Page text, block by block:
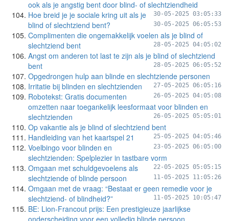
ook als je angstig bent door blind- of slechtziendheid
30-05-2025 03:05:33
Hoe breid je je sociale kring uit als je
blind of slechtziend bent?
30-05-2025 06:05:53
Complimenten die ongemakkelijk voelen als je blind of
slechtziend bent
28-05-2025 04:05:02
Angst om anderen tot last te zijn als je blind of slechtziend
bent
28-05-2025 06:05:52
Opgedrongen hulp aan blinde en slechtziende personen
27-05-2025 06:05:16
Irritatie bij blinden en slechtzienden
26-05-2025 04:05:08
Robotekst: Gratis documenten
omzetten naar toegankelijk leesformaat voor blinden en
slechtzienden
26-05-2025 05:05:01
Op vakantie als je blind of slechtziend bent
25-05-2025 04:05:46
Handleiding van het kaartspel 21
23-05-2025 06:05:00
Voelbingo voor blinden en
slechtzienden: Spelplezier in tastbare vorm
22-05-2025 05:05:15
Omgaan met schuldgevoelens als
slechtziende of blinde persoon
11-05-2025 11:05:26
Omgaan met de vraag: “Bestaat er geen remedie voor je
slechtziend- of blindheid?”
11-05-2025 10:05:47
BE: Lion-Francout prijs: Een prestigieuze jaarlijkse
onderscheiding voor een volledig blinde persoon